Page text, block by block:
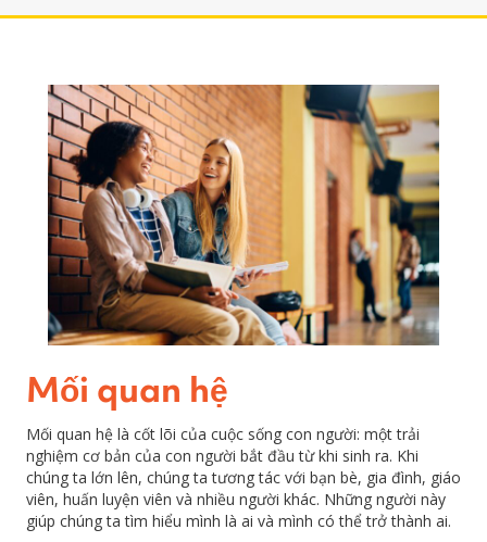
Mối quan hệ
Mối quan hệ là cốt lõi của cuộc sống con người: một trải
nghiệm cơ bản của con người bắt đầu từ khi sinh ra. Khi
chúng ta lớn lên, chúng ta tương tác với bạn bè, gia đình, giáo
viên, huấn luyện viên và nhiều người khác. Những người này
giúp chúng ta tìm hiểu mình là ai và mình có thể trở thành ai.